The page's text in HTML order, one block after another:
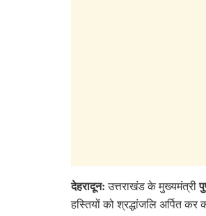
देहरादून:उत्तराखंड के मुख्यमंत्री
हस्तियों को श्रद्धांजलि अर्पित